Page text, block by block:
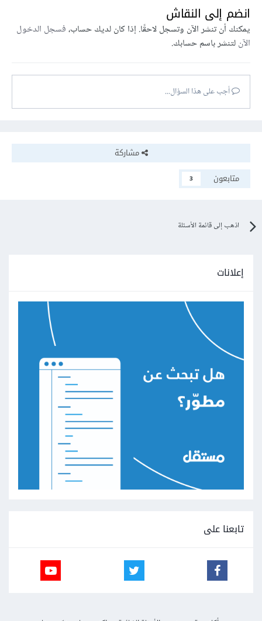
انضم إلى النقاش
يمكنك أن تنشر الآن وتسجل لاحقًا. إذا كان لديك حساب،فسجل الدخول
الآنلتنشر باسم حسابك.
أجب على هذا السؤال...
مشاركة
متابعون
3
اذهب إلى قائمة الأسئلة
إعلانات
تابعنا على